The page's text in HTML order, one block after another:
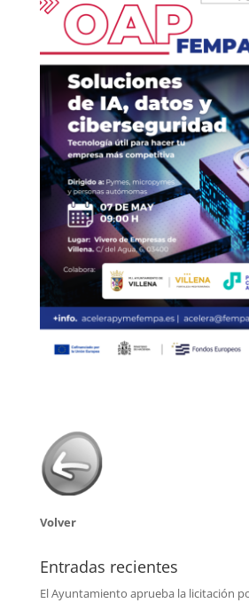
Volver
Entradas recientes
El Ayuntamiento aprueba la licitación